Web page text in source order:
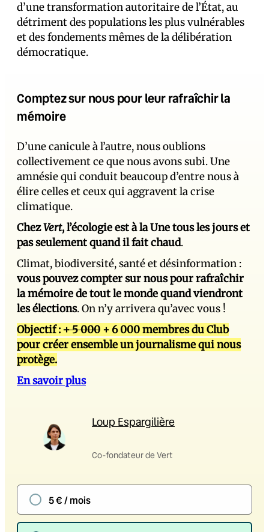
d’une transformation autoritaire de l’État, au
détriment des populations les plus vulnérables
et des fondements mêmes de la délibération
démocratique.
Comptez sur nous pour leur rafraîchir la
mémoire
D’une canicule à l’autre, nous oublions
collectivement ce que nous avons subi. Une
amnésie qui conduit beaucoup d’entre nous à
élire celles et ceux qui aggravent la crise
climatique.
ChezVert, l’écologie est à la Une tous les jours et
pas seulement quand il fait chaud.
Climat, biodiversité, santé et désinformation :
vous pouvez compter sur nous pour rafraîchir
la mémoire de tout le monde quand viendront
les élections. On n’y arrivera qu’avec vous !
Objectif :+ 5 000 + 6 000 membres du Club
pour créer ensemble un journalisme qui nous
protège.
En savoir plus
Loup Espargilière
Co-fondateur de Vert
5 € / mois